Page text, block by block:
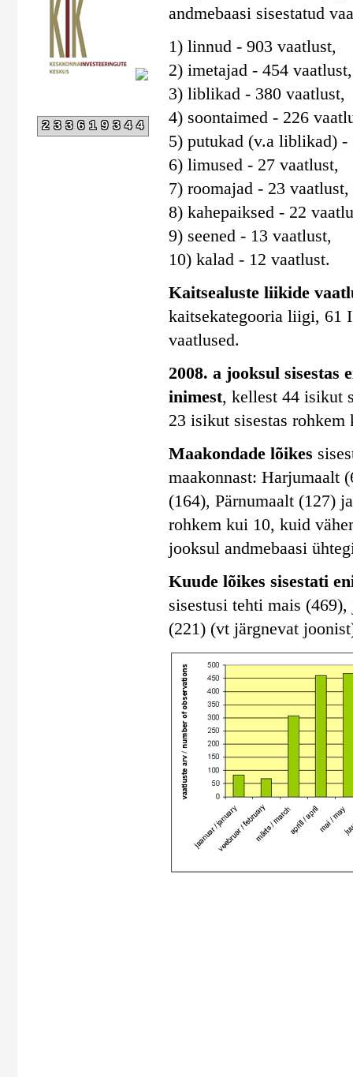
233619344
andmebaasi sisestatud
1) linnud - 903 vaatlust,
2) imetajad - 454 vaatlust,
3) liblikad - 380 vaatlust,
4) soontaimed - 226
5) putukad (v.a liblikad) -
6) limused - 27 vaatlust,
7) roomajad - 23 vaatlust,
8) kahepaiksed - 22
9) seened - 13 vaatlust,
10) kalad - 12 vaatlust.
Kaitsealuste liikide
kaitsekategooria liigi, 61
vaatlused.
2008. a jooksul sisestas
inimest, kellest 44 isikut
23 isikut sisestas rohkem
Maakondade lõikes
maakonnast: Harjumaalt
(164), Pärnumaalt (127)
rohkem kui 10, kuid
jooksul andmebaasi
Kuude lõikes sisestati
sisestusi tehti mais
(221) (vt järgnevat